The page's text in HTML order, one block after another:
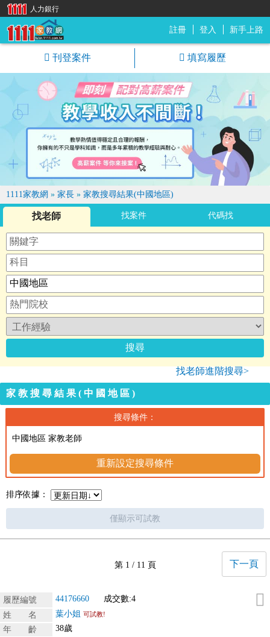
註冊 登入 新手上路
刊登案件 填寫履歷
1111家教網 » 家長 » 家教搜尋結果(中國地區)
找老師 找案件 代碼找
找老師進階搜尋>
家教搜尋結果(中國地區)
搜尋條件：
中國地區 家教老師
重新設定搜尋條件
排序依據：
僅顯示可試教
第 1 / 11 頁 下一頁
履歷編號 44176660
成交數:4
姓 名
葉小姐 可試教!
年 齡
38歲
人力銀行